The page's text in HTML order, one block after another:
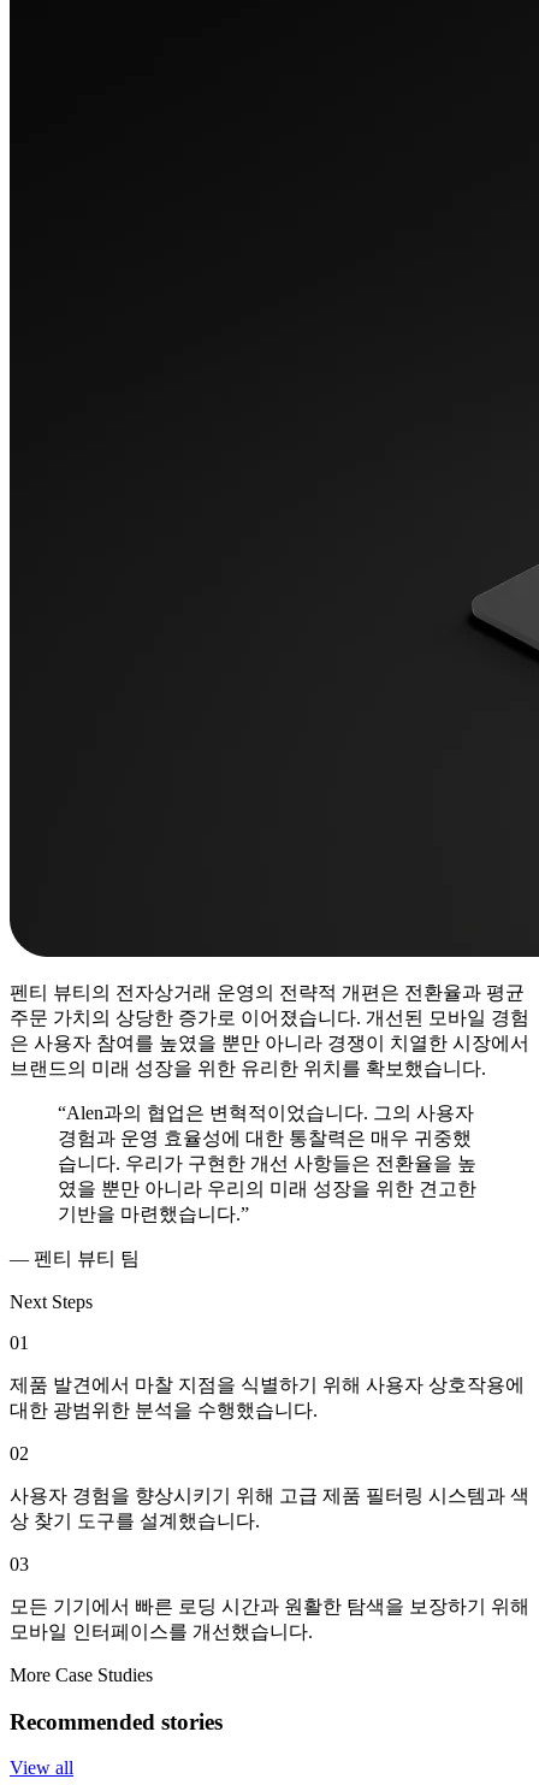
펜티 뷰티의 전자상거래 운영의 전략적 개편은 전환율과 평균
주문 가치의 상당한 증가로 이어졌습니다. 개선된 모바일 경험
은 사용자 참여를 높였을 뿐만 아니라 경쟁이 치열한 시장에서
브랜드의 미래 성장을 위한 유리한 위치를 확보했습니다.
“Alen과의 협업은 변혁적이었습니다. 그의 사용자
경험과 운영 효율성에 대한 통찰력은 매우 귀중했
습니다. 우리가 구현한 개선 사항들은 전환율을 높
였을 뿐만 아니라 우리의 미래 성장을 위한 견고한
기반을 마련했습니다.”
— 펜티 뷰티 팀
Next Steps
01
제품 발견에서 마찰 지점을 식별하기 위해 사용자 상호작용에
대한 광범위한 분석을 수행했습니다.
02
사용자 경험을 향상시키기 위해 고급 제품 필터링 시스템과 색
상 찾기 도구를 설계했습니다.
03
모든 기기에서 빠른 로딩 시간과 원활한 탐색을 보장하기 위해
모바일 인터페이스를 개선했습니다.
More Case Studies
Recommended stories
View all